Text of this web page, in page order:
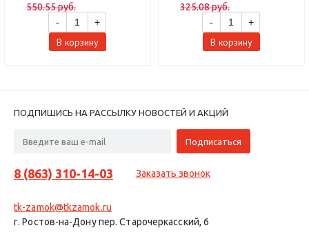
550.55 руб.
-
+
В корзину
325.08 руб.
-
+
В корзину
ПОДПИШИСЬ НА РАССЫЛКУ НОВОСТЕЙ И АКЦИЙ
8 (863) 310-14-03 Заказать звонок
tk-zamok@tkzamok.ru
г. Ростов-на-Дону пер. Старочеркасский, 6